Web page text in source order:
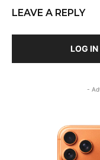
LEAVE A REPLY
LOG
-